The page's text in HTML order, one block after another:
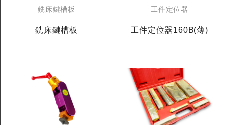
台製WEENIX四刃全鎢鋼銑刀
全鎢鋼銑刀
台製WEENIX加長二
銑刀
銑床鍵槽板
銑床鍵槽板
工件定位器
工件定位器160B(薄)